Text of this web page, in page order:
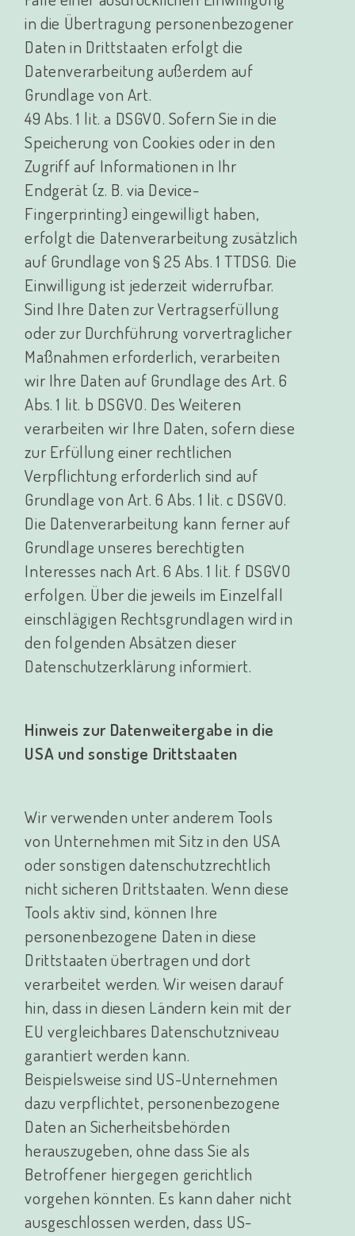
in die Übertragung personenbezogener
Daten in Drittstaaten erfolgt die
Datenverarbeitung außerdem auf
Grundlage von Art.
49 Abs. 1 lit. a DSGVO. Sofern Sie in die
Speicherung von Cookies oder in den
Zugriff auf Informationen in Ihr
Endgerät (z. B. via Device-
Fingerprinting) eingewilligt haben,
erfolgt die Datenverarbeitung zusätzlich
auf Grundlage von § 25 Abs. 1 TTDSG. Die
Einwilligung ist jederzeit widerrufbar.
Sind Ihre Daten zur Vertragserfüllung
oder zur Durchführung vorvertraglicher
Maßnahmen erforderlich, verarbeiten
wir Ihre Daten auf Grundlage des Art. 6
Abs. 1 lit. b DSGVO. Des Weiteren
verarbeiten wir Ihre Daten, sofern diese
zur Erfüllung einer rechtlichen
Verpflichtung erforderlich sind auf
Grundlage von Art. 6 Abs. 1 lit. c DSGVO.
Die Datenverarbeitung kann ferner auf
Grundlage unseres berechtigten
Interesses nach Art. 6 Abs. 1 lit. f DSGVO
erfolgen. Über die jeweils im Einzelfall
einschlägigen Rechtsgrundlagen wird in
den folgenden Absätzen dieser
Datenschutzerklärung informiert.
Hinweis zur Datenweitergabe in die
USA und sonstige Drittstaaten
Wir verwenden unter anderem Tools
von Unternehmen mit Sitz in den USA
oder sonstigen datenschutzrechtlich
nicht sicheren Drittstaaten. Wenn diese
Tools aktiv sind, können Ihre
personenbezogene Daten in diese
Drittstaaten übertragen und dort
verarbeitet werden. Wir weisen darauf
hin, dass in diesen Ländern kein mit der
EU vergleichbares Datenschutzniveau
garantiert werden kann.
Beispielsweise sind US-Unternehmen
dazu verpflichtet, personenbezogene
Daten an Sicherheitsbehörden
herauszugeben, ohne dass Sie als
Betroffener hiergegen gerichtlich
vorgehen könnten. Es kann daher nicht
ausgeschlossen werden, dass US-